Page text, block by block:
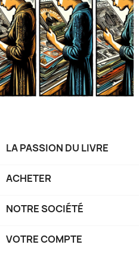
LA PASSION DU LIVRE
ACHETER
NOTRE SOCIÉTÉ
VOTRE COMPTE